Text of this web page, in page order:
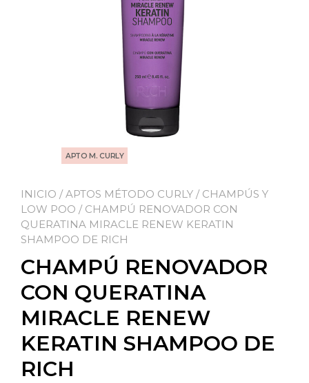
APTO M. CURLY
INICIO /APTOS MÉTODO CURLY / CHAMPÚS Y
LOW POO / CHAMPÚ RENOVADOR CON
QUERATINA MIRACLE RENEW KERATIN
SHAMPOO DE RICH
CHAMPÚ RENOVADOR
CON QUERATINA
MIRACLE RENEW
KERATIN SHAMPOO DE
RICH